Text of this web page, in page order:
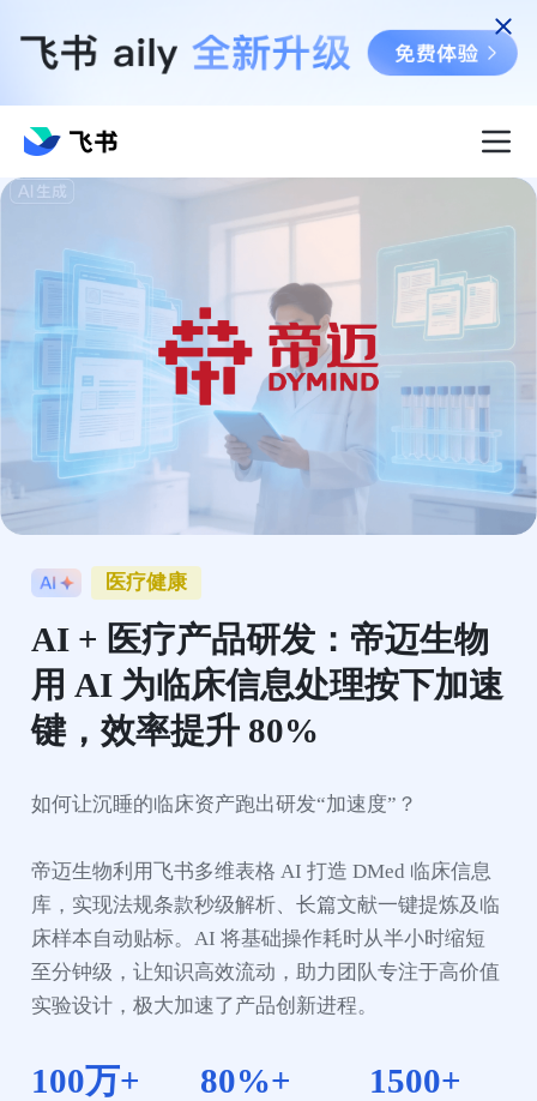
医疗健康
AI + 医疗产品研发：帝迈生物
用 AI 为临床信息处理按下加速
键，效率提升 80%
如何让沉睡的临床资产跑出研发“加速度”？
帝迈生物利用飞书多维表格 AI 打造 DMed 临床信息
库，实现法规条款秒级解析、长篇文献一键提炼及临
床样本自动贴标。AI 将基础操作耗时从半小时缩短
至分钟级，让知识高效流动，助力团队专注于高价值
实验设计，极大加速了产品创新进程。
100万+ 80%+ 1500+